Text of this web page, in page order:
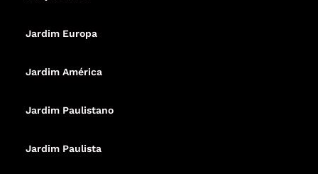
Jardim Europa
Jardim América
Jardim Paulistano
Jardim Paulista